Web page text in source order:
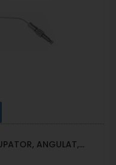
ANGULAT,...